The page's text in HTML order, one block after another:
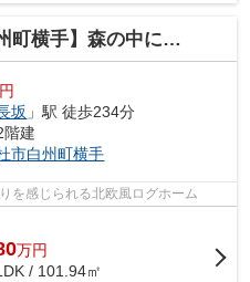
の中にあるフリージアのログハウス
坂 」駅 徒歩234分
階建
市白州町横手
を感じられる北欧風ログホーム
万円
/ 101.94㎡